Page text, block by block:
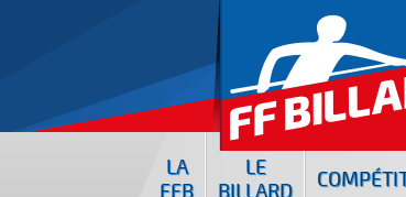
LA
FFB
LE
BILLARD